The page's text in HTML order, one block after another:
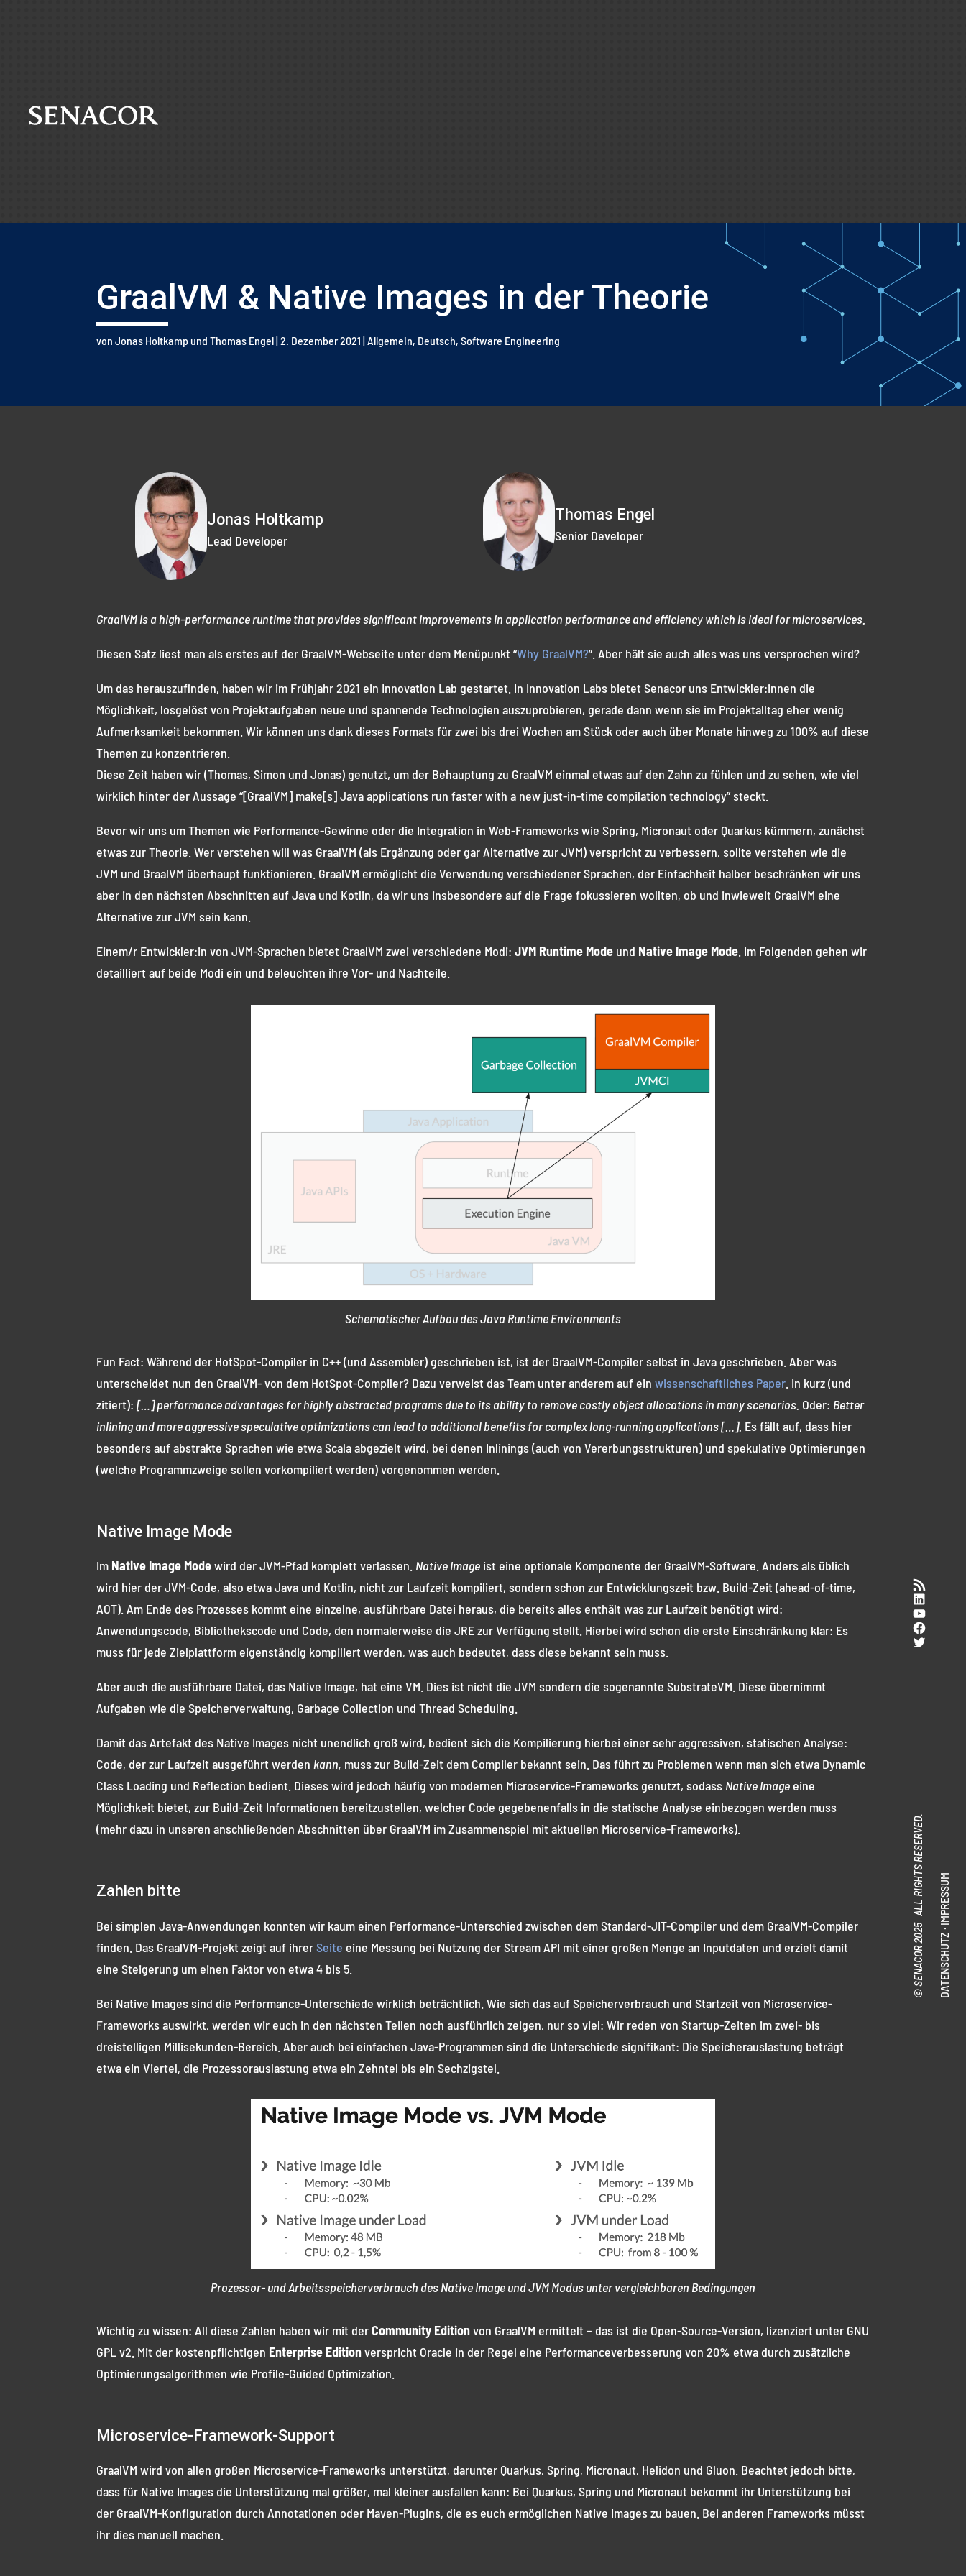
GraalVM & Native Images in der Theorie
vonJonas HoltkampundThomas Engel|2. Dezember 2021 |Allgemein, Deutsch,Software Engineering
Jonas Holtkamp
Lead Developer
Thomas Engel
Senior Developer
GraalVM is a high-performance runtime that provides significant improvements in application performance and efficiency which is ideal for microservices.
Diesen Satz liest man als erstes auf der GraalVM-Webseite unter dem Menüpunkt “Why GraalVM?”. Aber hält sie auch alles was uns versprochen wird?
Um das herauszufinden, haben wir im Frühjahr 2021 ein Innovation Lab gestartet. In Innovation Labs bietet Senacor uns Entwickler:innen die
Möglichkeit, losgelöst von Projektaufgaben neue und spannende Technologien auszuprobieren, gerade dann wenn sie im Projektalltag eher wenig
Aufmerksamkeit bekommen. Wir können uns dank dieses Formats für zwei bis drei Wochen am Stück oder auch über Monate hinweg zu 100% auf diese
Themen zu konzentrieren.
Diese Zeit haben wir (Thomas, Simon und Jonas) genutzt, um der Behauptung zu GraalVM einmal etwas auf den Zahn zu fühlen und zu sehen, wie viel
wirklich hinter der Aussage “[GraalVM] make[s] Java applications run faster with a new just-in-time compilation technology” steckt.
Bevor wir uns um Themen wie Performance-Gewinne oder die Integration in Web-Frameworks wie Spring, Micronaut oder Quarkus kümmern, zunächst
etwas zur Theorie. Wer verstehen will was GraalVM (als Ergänzung oder gar Alternative zur JVM) verspricht zu verbessern, sollte verstehen wie die
JVM und GraalVM überhaupt funktionieren. GraalVM ermöglicht die Verwendung verschiedener Sprachen, der Einfachheit halber beschränken wir uns
aber in den nächsten Abschnitten auf Java und Kotlin, da wir uns insbesondere auf die Frage fokussieren wollten, ob und inwieweit GraalVM eine
Alternative zur JVM sein kann.
Einem/r Entwickler:in von JVM-Sprachen bietet GraalVM zwei verschiedene Modi:JVM Runtime Mode und Native Image Mode . Im Folgenden gehen wir
detailliert auf beide Modi ein und beleuchten ihre Vor- und Nachteile.
Schematischer Aufbau des Java Runtime Environments
Fun Fact: Während der HotSpot-Compiler in C++ (und Assembler) geschrieben ist, ist der GraalVM-Compiler selbst in Java geschrieben. Aber was
unterscheidet nun den GraalVM- von dem HotSpot-Compiler? Dazu verweist das Team unter anderem auf einwissenschaftliches Paper . In kurz (und
zitiert):[…] performance advantages for highly abstracted programs due to its ability to remove costly object allocations in many scenarios. Oder: Better
inlining and more aggressive speculative optimizations can lead to additional benefits for complex long-running applications […]. Es fällt auf, dass hier
besonders auf abstrakte Sprachen wie etwa Scala abgezielt wird, bei denen Inlinings (auch von Vererbungsstrukturen) und spekulative Optimierungen
(welche Programmzweige sollen vorkompiliert werden) vorgenommen werden.
Native Image Mode
Im Native Image Modewird der JVM-Pfad komplett verlassen. Native Image ist eine optionale Komponente der GraalVM-Software. Anders als üblich
wird hier der JVM-Code, also etwa Java und Kotlin, nicht zur Laufzeit kompiliert, sondern schon zur Entwicklungszeit bzw. Build-Zeit (ahead-of-time,
AOT). Am Ende des Prozesses kommt eine einzelne, ausführbare Datei heraus, die bereits alles enthält was zur Laufzeit benötigt wird:
Anwendungscode, Bibliothekscode und Code, den normalerweise die JRE zur Verfügung stellt. Hierbei wird schon die erste Einschränkung klar: Es
muss für jede Zielplattform eigenständig kompiliert werden, was auch bedeutet, dass diese bekannt sein muss.
Aber auch die ausführbare Datei, das Native Image, hat eine VM. Dies ist nicht die JVM sondern die sogenannte SubstrateVM. Diese übernimmt
Aufgaben wie die Speicherverwaltung, Garbage Collection und Thread Scheduling.
Damit das Artefakt des Native Images nicht unendlich groß wird, bedient sich die Kompilierung hierbei einer sehr aggressiven, statischen Analyse:
Code, der zur Laufzeit ausgeführt werden kann, muss zur Build-Zeit dem Compiler bekannt sein. Das führt zu Problemen wenn man sich etwa Dynamic
Class Loading und Reflection bedient. Dieses wird jedoch häufig von modernen Microservice-Frameworks genutzt, sodass Native Image eine
Möglichkeit bietet, zur Build-Zeit Informationen bereitzustellen, welcher Code gegebenenfalls in die statische Analyse einbezogen werden muss
(mehr dazu in unseren anschließenden Abschnitten über GraalVM im Zusammenspiel mit aktuellen Microservice-Frameworks).
Zahlen bitte
Bei simplen Java-Anwendungen konnten wir kaum einen Performance-Unterschied zwischen dem Standard-JIT-Compiler und dem GraalVM-Compiler
finden. Das GraalVM-Projekt zeigt auf ihrerSeite eine Messung bei Nutzung der Stream API mit einer großen Menge an Inputdaten und erzielt damit
eine Steigerung um einen Faktor von etwa 4 bis 5.
Bei Native Images sind die Performance-Unterschiede wirklich beträchtlich. Wie sich das auf Speicherverbrauch und Startzeit von Microservice-
Frameworks auswirkt, werden wir euch in den nächsten Teilen noch ausführlich zeigen, nur so viel: Wir reden von Startup-Zeiten im zwei- bis
dreistelligen Millisekunden-Bereich. Aber auch bei einfachen Java-Programmen sind die Unterschiede signifikant: Die Speicherauslastung beträgt
etwa ein Viertel, die Prozessorauslastung etwa ein Zehntel bis ein Sechzigstel.
Prozessor- und Arbeitsspeicherverbrauch des Native Image und JVM Modus unter vergleichbaren Bedingungen
Wichtig zu wissen: All diese Zahlen haben wir mit derCommunity Editionvon GraalVM ermittelt – das ist die Open-Source-Version, lizenziert unter GNU
GPL v2. Mit der kostenpflichtigen Enterprise Editionverspricht Oracle in der Regel eine Performanceverbesserung von 20% etwa durch zusätzliche
Optimierungsalgorithmen wie Profile-Guided Optimization.
Microservice-Framework-Support
GraalVM wird von allen großen Microservice-Frameworks unterstützt, darunter Quarkus, Spring, Micronaut, Helidon und Gluon. Beachtet jedoch bitte,
dass für Native Images die Unterstützung mal größer, mal kleiner ausfallen kann: Bei Quarkus, Spring und Micronaut bekommt ihr Unterstützung bei
der GraalVM-Konfiguration durch Annotationen oder Maven-Plugins, die es euch ermöglichen Native Images zu bauen. Bei anderen Frameworks müsst
ihr dies manuell machen.
© SENACOR 2025 ALL RIGHTS RESERVED. DATENSCHUTZ
·
IMPRESSUM
Twitter
RSS-Feed